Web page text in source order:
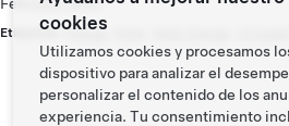
Etiquetas: Energy
cookies
Utilizamos cookies y procesamos
dispositivo para analizar el
personalizar el contenido de los
experiencia. Tu consentimiento